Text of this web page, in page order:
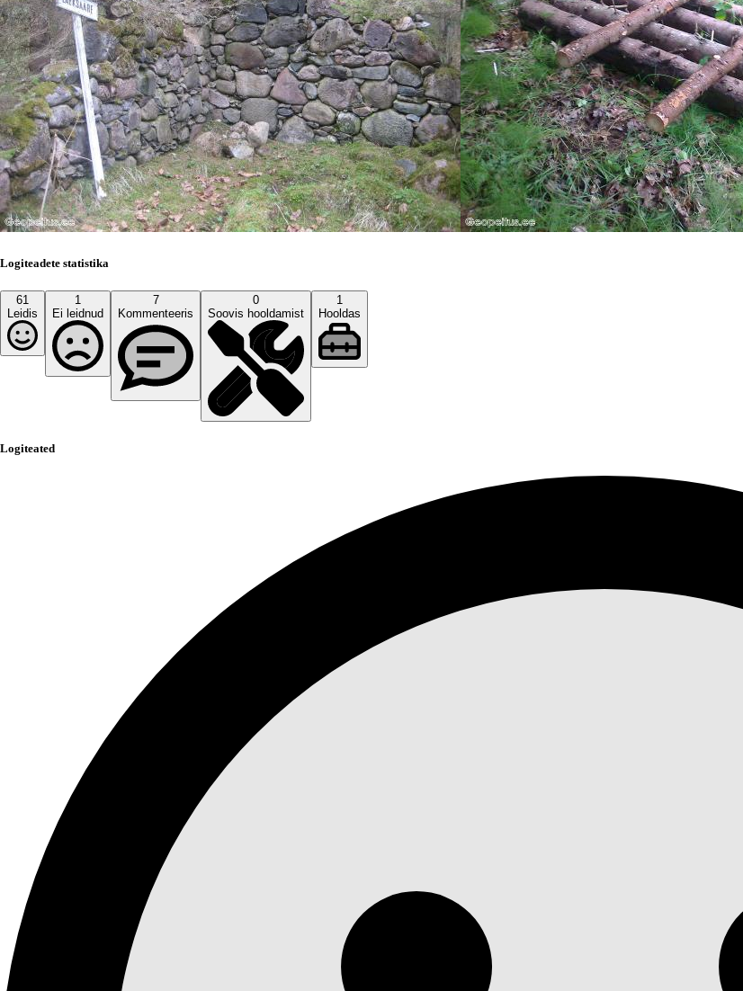
Logiteadete statistika
61
Leidis
1
Ei leidnud
7
Kommenteeris
0
Soovis hooldamist
1
Hooldas
Logiteated